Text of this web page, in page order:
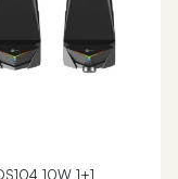
10W 1+1